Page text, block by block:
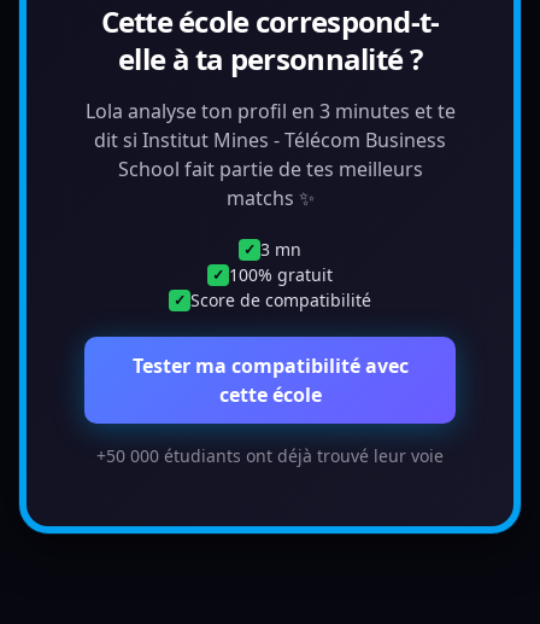
Cette école correspond-t-
elle à ta personnalité ?
Lola analyse ton profil en 3 minutes et te
dit si Institut Mines - Télécom Business
School fait partie de tes meilleurs
matchs ✨
✓ 3 mn
✓ 100% gratuit
✓ Score de compatibilité
Tester ma compatibilité avec
cette école
+50 000 étudiants ont déjà trouvé leur voie